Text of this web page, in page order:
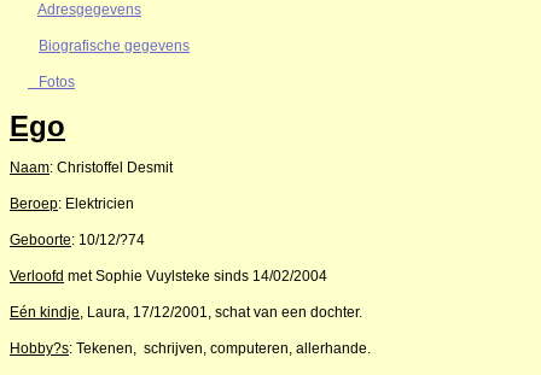
Adresgegevens
Biografische gegevens
Fotos
Ego
Naam: Christoffel Desmit
Beroep: Elektricien
Geboorte: 10/12/?74
Verloofd met Sophie Vuylsteke sinds 14/02/2004
Eén kindje, Laura, 17/12/2001, schat van een dochter.
Hobby?s: Tekenen, schrijven, computeren, allerhande.